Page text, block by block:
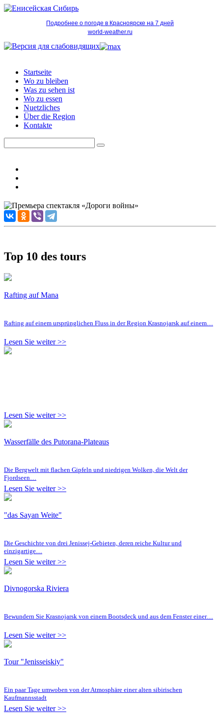
Подробнее о погоде в Красноярске на 7 дней
world-weather.ru
Startseite
Wo zu bleiben
Was zu sehen ist
Wo zu essen
Nuetzliches
Über die Region
Kontakte
Top 10 des tours
Rafting auf Mana
Rafting auf einem ursprünglichen Fluss in der Region Krasnojarsk auf einem…
Lesen Sie weiter >>
Lesen Sie weiter >>
Wasserfälle des Putorana-Plateaus
Die Bergwelt mit flachen Gipfeln und niedrigen Wolken, die Welt der
Fjordseen…
Lesen Sie weiter >>
"das Sayan Weite"
Die Geschichte von drei Jenissej-Gebieten, deren reiche Kultur und
einzigartige…
Lesen Sie weiter >>
Divnogorska Riviera
Bewundern Sie Krasnojarsk von einem Bootsdeck und aus dem Fenster einer…
Lesen Sie weiter >>
Tour "Jenisseiskiy"
Ein paar Tage umwoben von der Atmosphäre einer alten sibirischen
Kaufmannsstadt
Lesen Sie weiter >>